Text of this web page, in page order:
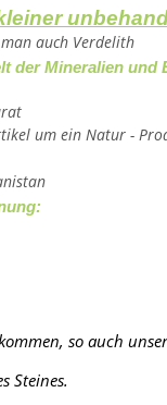
auch Verdelith
der Mineralien
um ein Natur -
so auch
Steines.